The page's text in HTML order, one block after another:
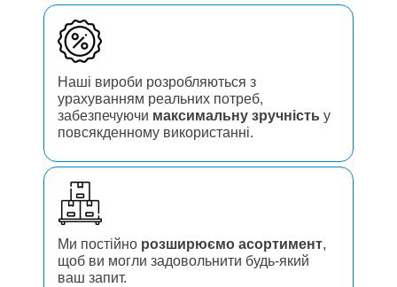
Наші вироби розробляються з
урахуванням реальних потреб,
забезпечуючи максимальну зручність у
повсякденному використанні.
Ми постійно розширюємо асортимент,
щоб ви могли задовольнити будь-який
ваш запит.